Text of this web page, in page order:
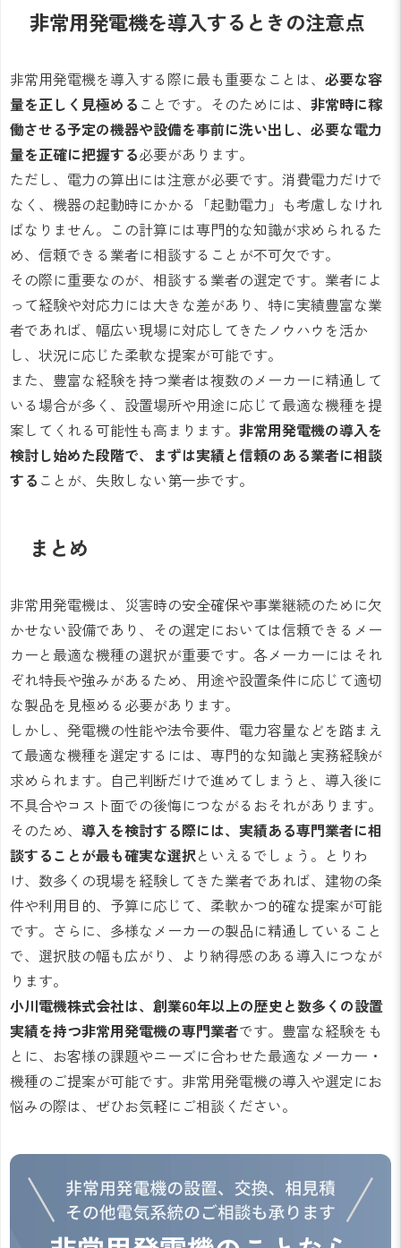
非常用発電機を導入するときの注意点
非常用発電機を導入する際に最も重要なことは、 必要な容
量を正しく見極める ことです。そのためには、 非常時に稼
働させる予定の機器や設備を事前に洗い出し、必要な電力
量を正確に把握する必要があります。
ただし、電力の算出には注意が必要です。消費電力だけで
なく、機器の起動時にかかる「起動電力」も考慮しなけれ
ばなりません。この計算には専門的な知識が求められるた
め、信頼できる業者に相談することが不可欠です。
その際に重要なのが、相談する業者の選定です。業者によ
って経験や対応力には大きな差があり、特に実績豊富な業
者であれば、幅広い現場に対応してきたノウハウを活か
し、状況に応じた柔軟な提案が可能です。
また、豊富な経験を持つ業者は複数のメーカーに精通して
いる場合が多く、設置場所や用途に応じて最適な機種を提
案してくれる可能性も高まります。 非常用発電機の導入を
検討し始めた段階で、まずは実績と信頼のある業者に相談
する ことが、失敗しない第一歩です。
まとめ
非常用発電機は、災害時の安全確保や事業継続のために欠
かせない設備であり、その選定においては信頼できるメー
カーと最適な機種の選択が重要です。各メーカーにはそれ
ぞれ特長や強みがあるため、用途や設置条件に応じて適切
な製品を見極める必要があります。
しかし、発電機の性能や法令要件、電力容量などを踏まえ
て最適な機種を選定するには、専門的な知識と実務経験が
求められます。自己判断だけで進めてしまうと、導入後に
不具合やコスト面での後悔につながるおそれがあります。
そのため、 導入を検討する際には、実績ある専門業者に相
談することが最も確実な選択といえるでしょう。とりわ
け、数多くの現場を経験してきた業者であれば、建物の条
件や利用目的、予算に応じて、柔軟かつ的確な提案が可能
です。さらに、多様なメーカーの製品に精通していること
で、選択肢の幅も広がり、より納得感のある導入につなが
ります。
小川電機株式会社は、創業60年以上の歴史と数多くの設置
実績を持つ非常用発電機の専門業者です。豊富な経験をも
とに、お客様の課題やニーズに合わせた最適なメーカー・
機種のご提案が可能です。非常用発電機の導入や選定にお
悩みの際は、ぜひお気軽にご相談ください。